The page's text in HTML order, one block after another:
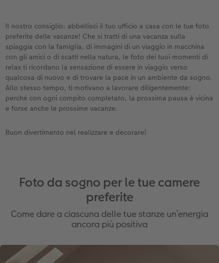
Il nostro consiglio: abbellisci il tuo ufficio a casa con le tue foto
preferite delle vacanze! Che si tratti di una vacanza sulla
spiaggia con la famiglia, di immagini di un viaggio in macchina
con gli amici o di scatti nella natura, le foto dei tuoi momenti di
relax ti ricordano la sensazione di essere in viaggio verso
qualcosa di nuovo e di trovare la pace in un ambiente da sogno.
Allo stesso tempo, ti motivano a lavorare diligentemente:
perché con ogni compito completato, la prossima pausa è vicina
e forse anche le prossime vacanze.
Buon divertimento nel realizzare e decorare!
Foto da sogno per le tue camere
preferite
Come dare a ciascuna delle tue stanze un’energia
ancora più positiva